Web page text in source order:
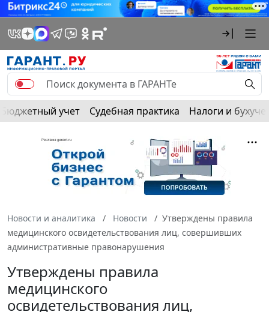
Бюджетный учет Судебная практика Налоги и
Новости и аналитика Новости
Утверждены правила
медицинского освидетельствования лиц, совершивших
административные правонарушения
Утверждены правила
медицинского
освидетельствования лиц,